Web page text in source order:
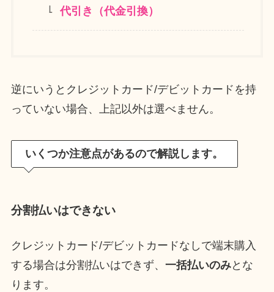
代引き（代金引換）
逆にいうとクレジットカード/デビットカードを持
っていない場合、上記以外は選べません。
いくつか注意点があるので解説します。
分割払いはできない
クレジットカード/デビットカードなしで端末購入
する場合は分割払いはできず、 一括払いのみとな
ります。